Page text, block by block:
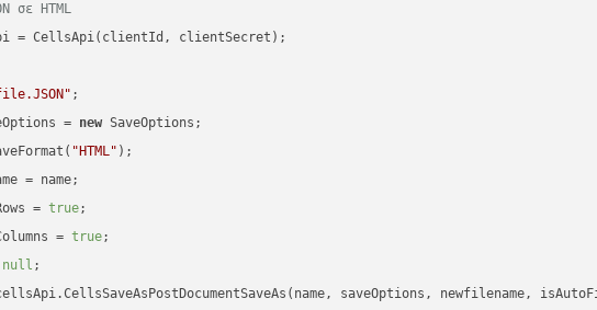
σε HTML
= CellsApi(clientId, clientSecret);
;
= new SaveOptions;
"HTML"
= true
= true
null
saveOptions, newfilename,